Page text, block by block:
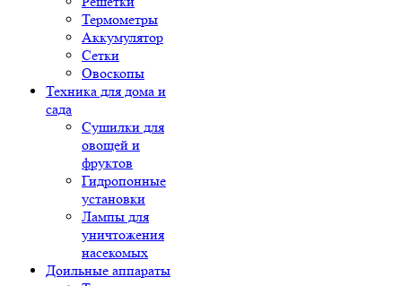
Термометры
Аккумулятор
Сетки
Овоскопы
Техника для дома и
сада
Сушилки для
овощей и
фруктов
Гидропонные
установки
Лампы для
уничтожения
насекомых
Доильные аппараты